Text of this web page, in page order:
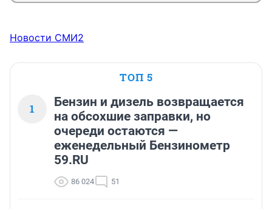
Новости СМИ2
ТОП 5
1
Бензин и дизель возвращается
на обсохшие заправки, но
очереди остаются —
еженедельный Бензинометр
59.RU
86 024 51